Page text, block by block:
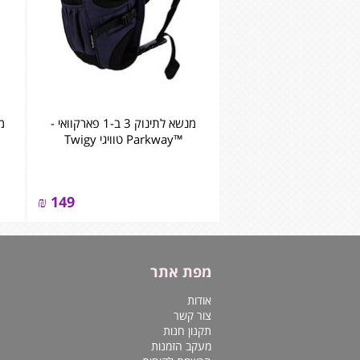
מנשא לתינוק 3 ב-1 פארקוואי -
™Parkway טוויגי Twigy
149
₪
מפת אתר
אודות
צור קשר
תקנון חנות
מעקב הזמנות